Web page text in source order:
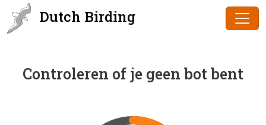
Dutch Birding
Controleren of je geen bot bent